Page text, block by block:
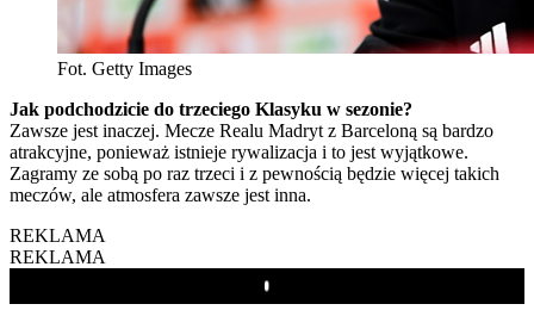
Fot. Getty Images
Jak podchodzicie do trzeciego Klasyku w sezonie?
Zawsze jest inaczej. Mecze Realu Madryt z Barceloną są bardzo
atrakcyjne, ponieważ istnieje rywalizacja i to jest wyjątkowe.
Zagramy ze sobą po raz trzeci i z pewnością będzie więcej takich
meczów, ale atmosfera zawsze jest inna.
REKLAMA
REKLAMA
Play